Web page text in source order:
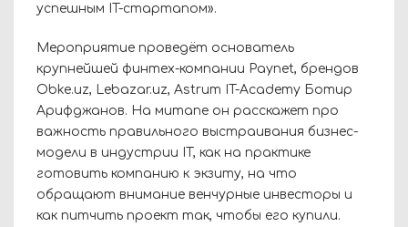
успешным IT-стартапом».
Мероприятие проведёт основатель
крупнейшей финтех-компании Paynet, брендов
Obke.uz, Lebazar.uz, Astrum IT-Academy Ботир
Арифджанов. На митапе он расскажет про
важность правильного выстраивания бизнес-
модели в индустрии IT, как на практике
готовить компанию к экзиту, на что
обращают внимание венчурные инвесторы и
как питчить проект так, чтобы его купили.